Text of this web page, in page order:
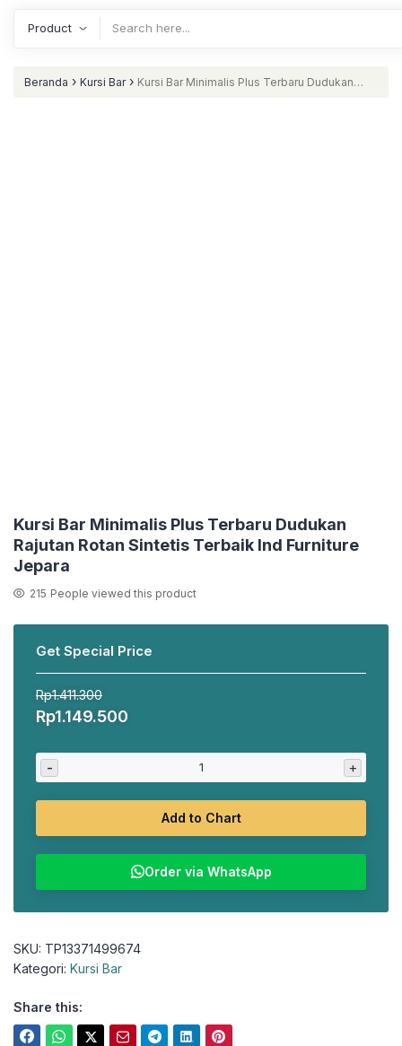
Beranda › Kursi Bar › Kursi Bar Minimalis Plus Terbaru Dudukan
Kursi Bar Minimalis Plus Terbaru Dudukan
Rajutan Rotan Sintetis Terbaik Ind Furniture
Jepara
215 People viewed this product
Get Special Price
Rp1.411.300
Harga
adalah:
Rp1.411.300.
Rp1.149.500
ini
- +
Add to Chart
Order via WhatsApp
SKU: TP13371499674
Kategori: Kursi Bar
Share this: